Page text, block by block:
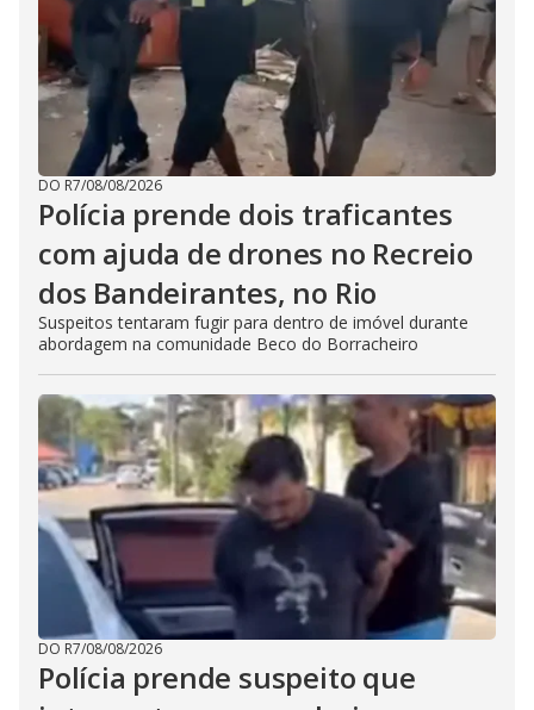
DO R7/08/08/2026
Polícia prende dois traficantes
com ajuda de drones no Recreio
dos Bandeirantes, no Rio
Suspeitos tentaram fugir para dentro de imóvel durante
abordagem na comunidade Beco do Borracheiro
DO R7/08/08/2026
Polícia prende suspeito que